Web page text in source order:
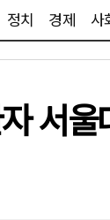
정치 경제 사
서